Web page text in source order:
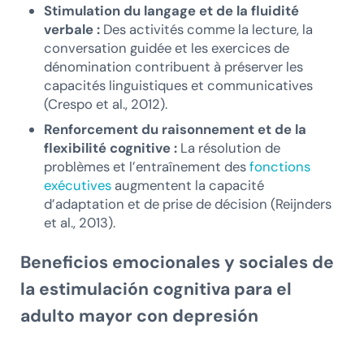
Stimulation du langage et de la fluidité
verbale : Des activités comme la lecture, la
conversation guidée et les exercices de
dénomination contribuent à préserver les
capacités linguistiques et communicatives
(Crespo et al., 2012).
Renforcement du raisonnement et de la
flexibilité cognitive : La résolution de
problèmes et l’entraînement desfonctions
exécutives augmentent la capacité
d’adaptation et de prise de décision (Reijnders
et al., 2013).
Beneficios emocionales y sociales de
la estimulación cognitiva para el
adulto mayor con depresión